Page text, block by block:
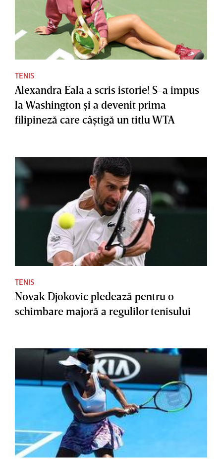
TENIS
Alexandra Eala a scris istorie! S-a impus
la Washington şi a devenit prima
filipineză care câştigă un titlu WTA
TENIS
Novak Djokovic pledează pentru o
schimbare majoră a regulilor tenisului